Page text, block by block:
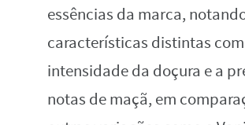
essências da marca,
características distintas
intensidade da doçura e a
notas de maçã, em